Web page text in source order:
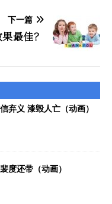
下一篇
最佳？
弃义 漆毁人亡（动画）
度还带（动画）